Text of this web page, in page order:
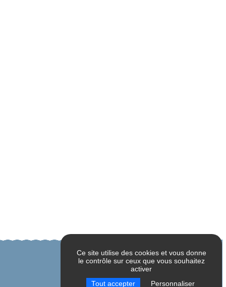
Ce site utilise des cookies et vous donne
le contrôle sur ceux que vous souhaitez
activer
Tout accepter Personnaliser